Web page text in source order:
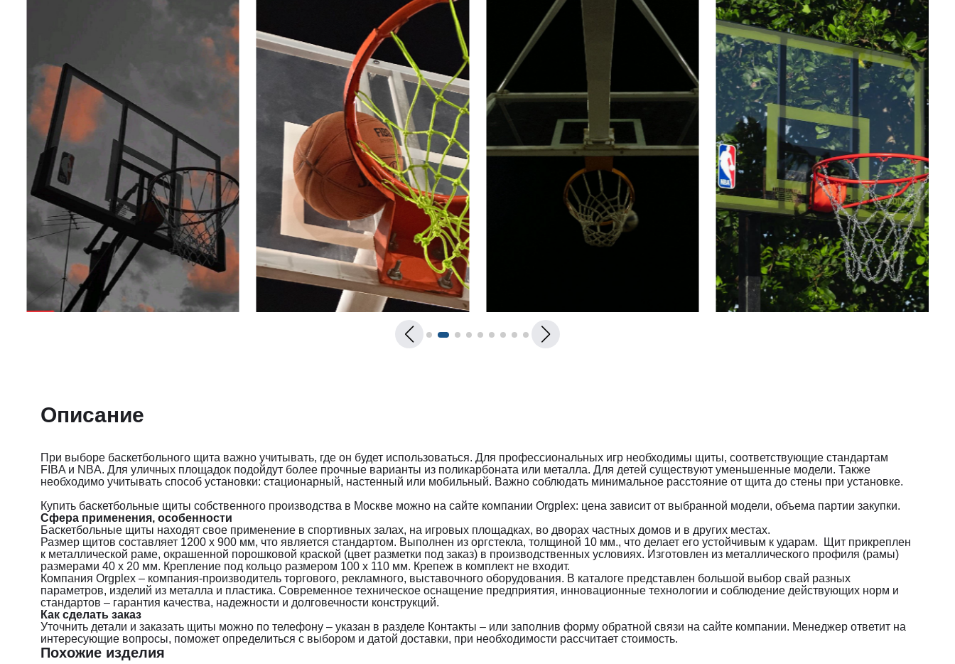
Описание
При выборе баскетбольного щита важно учитывать, где он будет использоваться. Для профессиональных игр необходимы щиты, соответствующие стандартам
FIBA и NBA. Для уличных площадок подойдут более прочные варианты из поликарбоната или металла. Для детей существуют уменьшенные модели. Также
необходимо учитывать способ установки: стационарный, настенный или мобильный. Важно соблюдать минимальное расстояние от щита до стены при установке.
Купить баскетбольные щиты собственного производства в Москве можно на сайте компании Orgplex: цена зависит от выбранной модели, объема партии закупки.
Сфера применения, особенности
Баскетбольные щиты находят свое применение в спортивных залах, на игровых площадках, во дворах частных домов и в других местах.
Размер щитов составляет 1200 х 900 мм, что является стандартом. Выполнен из оргстекла, толщиной 10 мм., что делает его устойчивым к ударам. Щит прикреплен
к металлической раме, окрашенной порошковой краской (цвет разметки под заказ) в производственных условиях. Изготовлен из металлического профиля (рамы)
размерами 40 х 20 мм. Крепление под кольцо размером 100 х 110 мм. Крепеж в комплект не входит.
Компания Orgplex – компания-производитель торгового, рекламного, выставочного оборудования. В каталоге представлен большой выбор свай разных
параметров, изделий из металла и пластика. Современное техническое оснащение предприятия, инновационные технологии и соблюдение действующих норм и
стандартов – гарантия качества, надежности и долговечности конструкций.
Как сделать заказ
Уточнить детали и заказать щиты можно по телефону – указан в разделе Контакты – или заполнив форму обратной связи на сайте компании. Менеджер ответит на
интересующие вопросы, поможет определиться с выбором и датой доставки, при необходимости рассчитает стоимость.
Похожие изделия